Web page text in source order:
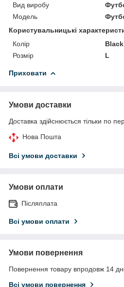
Вид виробу
Модель
Користувальницькі
Колір
Black
Розмір
L
Приховати
Умови доставки
Доставка здійснюється тільки по
Нова Пошта
Всі умови доставки
Умови оплати
Післяплата
Всі умови оплати
Умови повернення
Повернення товару впродовж 14
Всі умови повернення